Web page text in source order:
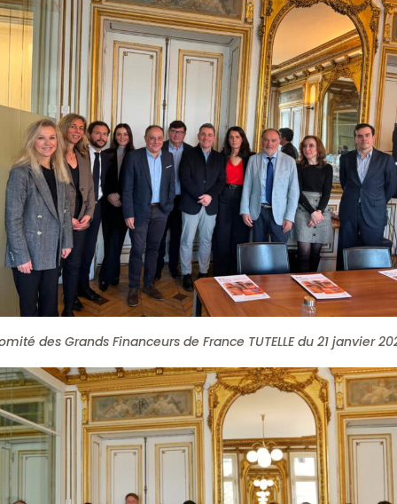
des Grands Financeurs de France TUTELLE du 21 janvier